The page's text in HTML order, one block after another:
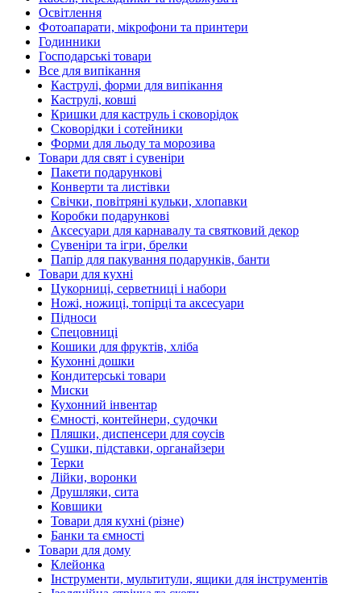
Освітлення
Фотоапарати, мікрофони та принтери
Годинники
Господарські товари
Все для випікання
Каструлі, форми для випікання
Каструлі, ковші
Кришки для каструль і сковорідок
Сковорідки і сотейники
Форми для льоду та морозива
Товари для свят і сувеніри
Пакети подарункові
Конверти та листівки
Свічки, повітряні кульки, хлопавки
Коробки подарункові
Аксесуари для карнавалу та святковий декор
Сувеніри та ігри, брелки
Папір для пакування подарунків, банти
Товари для кухні
Цукорниці, серветниці і набори
Ножі, ножиці, топірці та аксесуари
Підноси
Спецовниці
Кошики для фруктів, хліба
Кухонні дошки
Кондитерські товари
Миски
Кухонний інвентар
Ємності, контейнери, судочки
Пляшки, диспенсери для соусів
Сушки, підставки, органайзери
Терки
Лійки, воронки
Друшляки, сита
Ковшики
Товари для кухні (різне)
Банки та ємності
Товари для дому
Клейонка
Інструменти, мультитули, ящики для інструментів